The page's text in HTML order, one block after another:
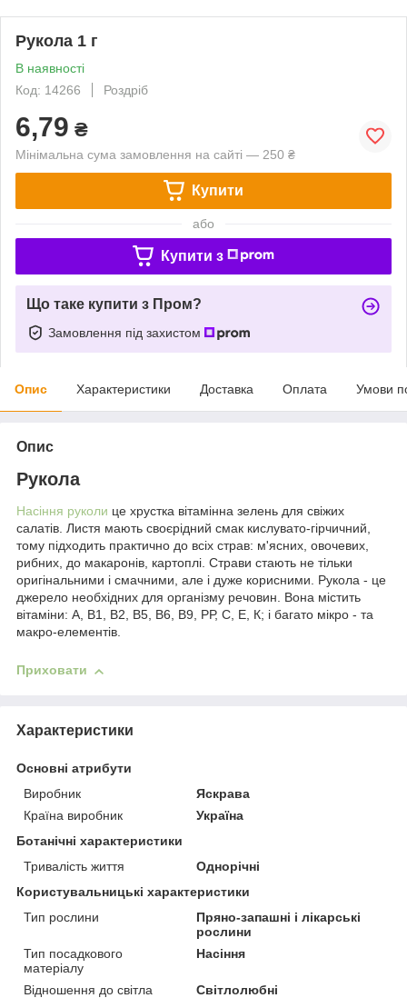
Рукола 1 г
В наявності
Код: 14266
Роздріб
6,79 ₴
Мінімальна сума замовлення на сайті — 250 ₴
Купити
або
Купити з
Що таке купити з Пром?
Замовлення під захистом
Опис Характеристики Доставка Оплата Умови
Опис
Рукола
Насіння руколи це хрустка вітамінна зелень для свіжих
салатів. Листя мають своєрідний смак кислувато-гірчичний,
тому підходить практично до всіх страв: м'ясних, овочевих,
рибних, до макаронів, картоплі. Страви стають не тільки
оригінальними і смачними, але і дуже корисними. Рукола - це
джерело необхідних для організму речовин. Вона містить
вітаміни: А, В1, В2, В5, В6, В9, РР, С, Е, К; і багато мікро - та
макро-елементів.
Приховати
Характеристики
Основні атрибути
Виробник
Яскрава
Країна виробник
Україна
Ботанічні характеристики
Тривалість життя
Однорічні
Користувальницькі характеристики
Тип рослини
Пряно-запашні і лікарські
рослини
Тип посадкового
матеріалу
Насіння
Відношення до світла Світлолюбні